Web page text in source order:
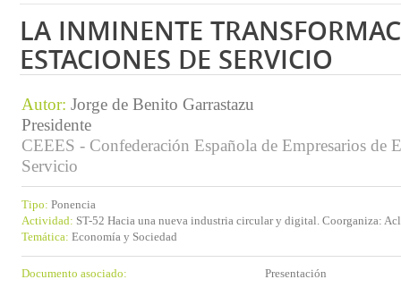
LA INMINENTE
ESTACIONES DE SERVICIO
Autor: Jorge de Benito Garrastazu
Presidente
CEEES - Confederación Española de Empresarios de
Servicio
Tipo: Ponencia
Actividad: ST-52 Hacia una nueva industria circular y digital. Coorganiza:
Temática: Economía y Sociedad
Documento asociado: Presentación